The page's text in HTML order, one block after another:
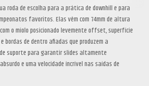
roda de escolha para a prática de downhill e para
favoritos.Elas vêm com 74mm de altura
o miolo posicionado levemente offset, superfície
bordas de dentro afiadas que produzem a
suporte para garantir slides altamente
e uma velocidade incrível nas saídas de